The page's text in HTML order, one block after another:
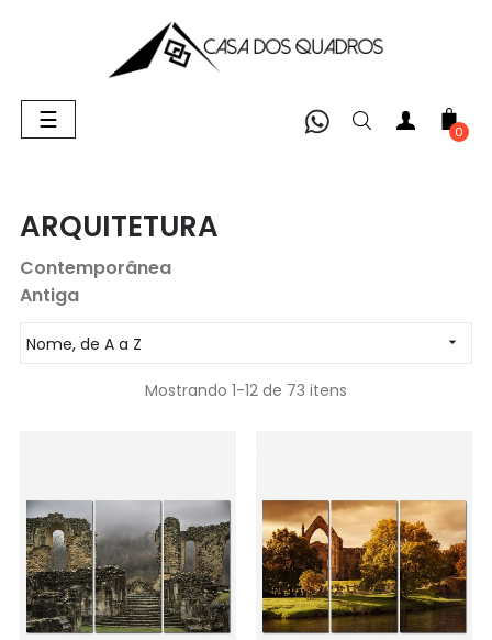
Alternar
navegação
☰ 0
ARQUITETURA
Contemporânea
Antiga
Nome, de A a Z 
Mostrando 1-12 de 73 itens